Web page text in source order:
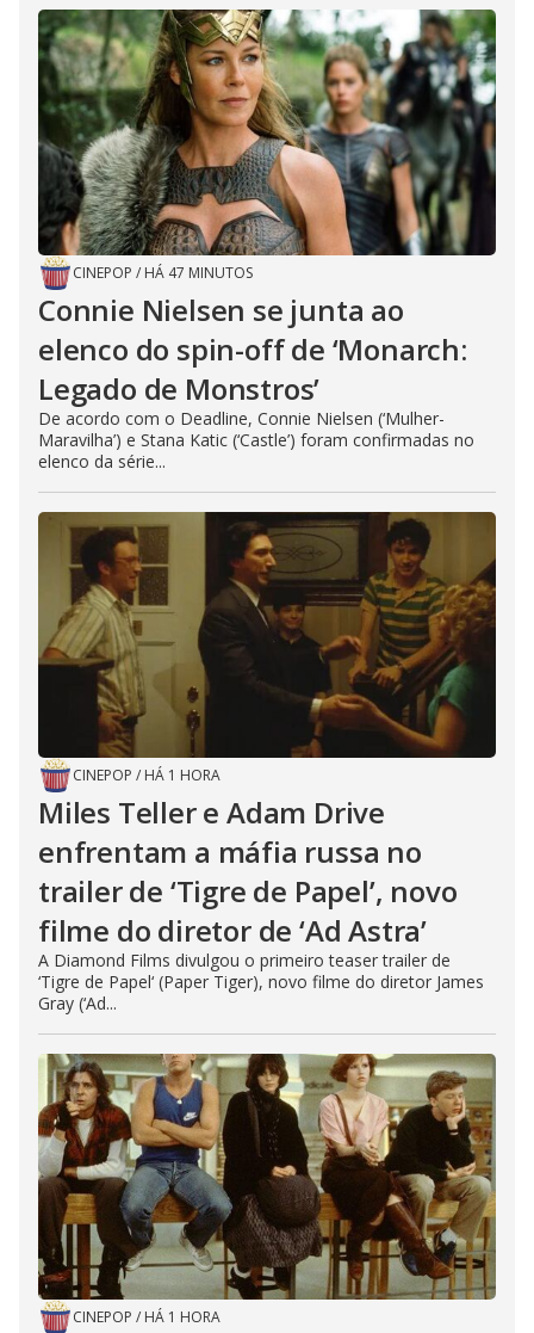
CINEPOP / HÁ 47 MINUTOS
Connie Nielsen se junta ao
elenco do spin-off de ‘Monarch:
Legado de Monstros’
De acordo com o Deadline, Connie Nielsen (‘Mulher-
Maravilha’) e Stana Katic (‘Castle’) foram confirmadas no
elenco da série...
CINEPOP / HÁ 1 HORA
Miles Teller e Adam Drive
enfrentam a máfia russa no
trailer de ‘Tigre de Papel’, novo
filme do diretor de ‘Ad Astra’
A Diamond Films divulgou o primeiro teaser trailer de
‘Tigre de Papel‘ (Paper Tiger), novo filme do diretor James
Gray (‘Ad...
CINEPOP / HÁ 1 HORA